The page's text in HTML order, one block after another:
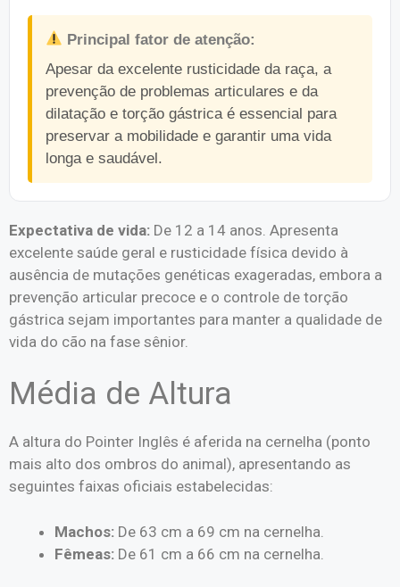
Principal fator de atenção:
Apesar da excelente rusticidade da raça, a
prevenção de problemas articulares e da
dilatação e torção gástrica é essencial para
preservar a mobilidade e garantir uma vida
longa e saudável.
Expectativa de vida: De 12 a 14 anos. Apresenta
excelente saúde geral e rusticidade física devido à
ausência de mutações genéticas exageradas, embora a
prevenção articular precoce e o controle de torção
gástrica sejam importantes para manter a qualidade de
vida do cão na fase sênior.
Média de Altura
A altura do Pointer Inglês é aferida na cernelha (ponto
mais alto dos ombros do animal), apresentando as
seguintes faixas oficiais estabelecidas:
Machos: De 63 cm a 69 cm na cernelha.
Fêmeas: De 61 cm a 66 cm na cernelha.